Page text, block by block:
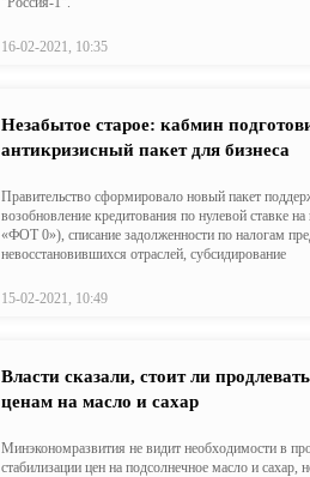
16-02-2021, 10:35
Незабытое старое: кабмин
антикризисный пакет для бизнеса
Правительство сформировало новый пакет
возобновление кредитования по нулевой ставке
«ФОТ 0»), списание задолженности по налогам
невосстановившихся отраслей, субсидирование
15-02-2021, 10:49
Власти сказали, стоит ли
ценам на масло и сахар
Минэкономразвития не видит необходимости в
стабилизации цен на подсолнечное масло и сахар,